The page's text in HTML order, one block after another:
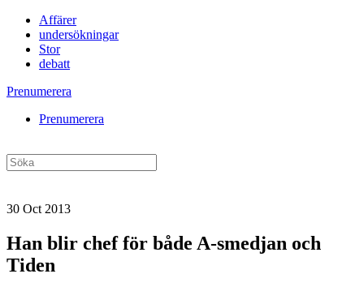
Affärer
undersökningar
Stor
debatt
Prenumerera
Prenumerera
30 Oct 2013
Han blir chef för både A-smedjan och
Tiden